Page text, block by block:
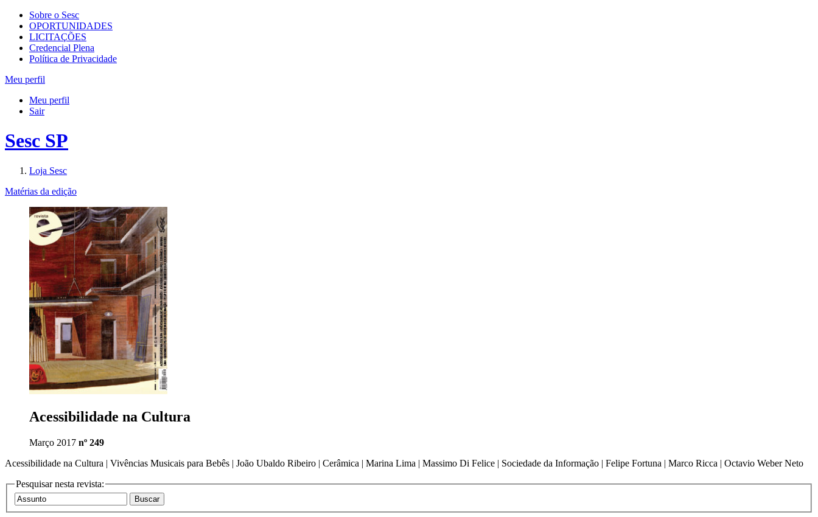
Sobre o Sesc
OPORTUNIDADES
LICITAÇÕES
Credencial Plena
Política de Privacidade
Meu perfil
Meu perfil
Sair
Sesc SP
Loja Sesc
Matérias da edição
Acessibilidade na Cultura
Março 2017 nº 249
Acessibilidade na Cultura | Vivências Musicais para Bebês | João Ubaldo Ribeiro | Cerâmica | Marina Lima | Massimo Di Felice | Sociedade da Informação | Felipe Fortuna | Marco Ricca | Octavio Weber Neto
Pesquisar nesta revista: